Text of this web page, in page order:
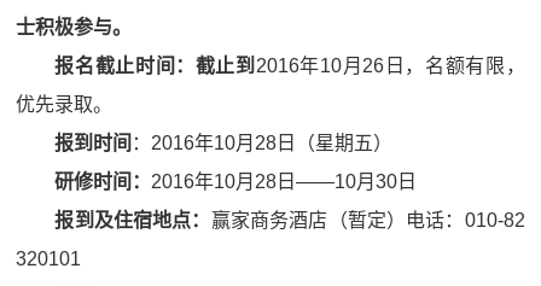
士积极参与。
报名截止时间：截止到 2016年10月26日，名额有限，
优先录取。
报到时间 ：2016年10月28日（星期五）
研修时间 ： 2016年10月28日——10月30日
报到及住宿地点： 赢家商务酒店（暂定）电话：010-82
320101